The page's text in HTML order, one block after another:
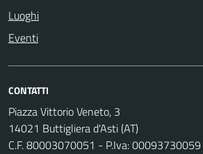
Luoghi
Eventi
CONTATTI
Piazza Vittorio Veneto, 3
14021 Buttigliera d'Asti (AT)
C.F. 80003070051 - P.Iva: 00093730059